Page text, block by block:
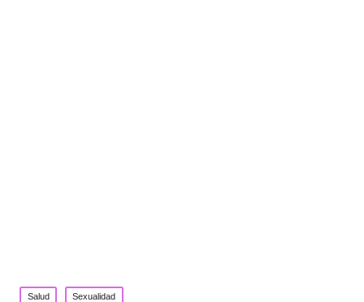
Publicada
Salud Sexualidad